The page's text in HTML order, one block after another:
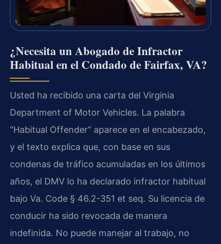
¿Necesita un Abogado de Infractor
Habitual en el Condado de Fairfax, VA?
Usted ha recibido una carta del Virginia
Department of Motor Vehicles. La palabra
“Habitual Offender” aparece en el encabezado,
y el texto explica que, con base en sus
condenas de tráfico acumuladas en los últimos
años, el DMV lo ha declarado infractor habitual
bajo Va. Code § 46.2-351 et seq. Su licencia de
conducir ha sido revocada de manera
indefinida. No puede manejar al trabajo, no